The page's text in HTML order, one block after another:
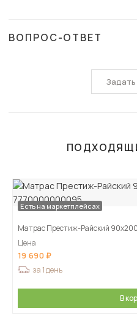
ВОПРОС-ОТВЕТ
Есть на маркетплейсах
Матрас Престиж-Райский 90х200
Цена
19 690
за 1 день
В